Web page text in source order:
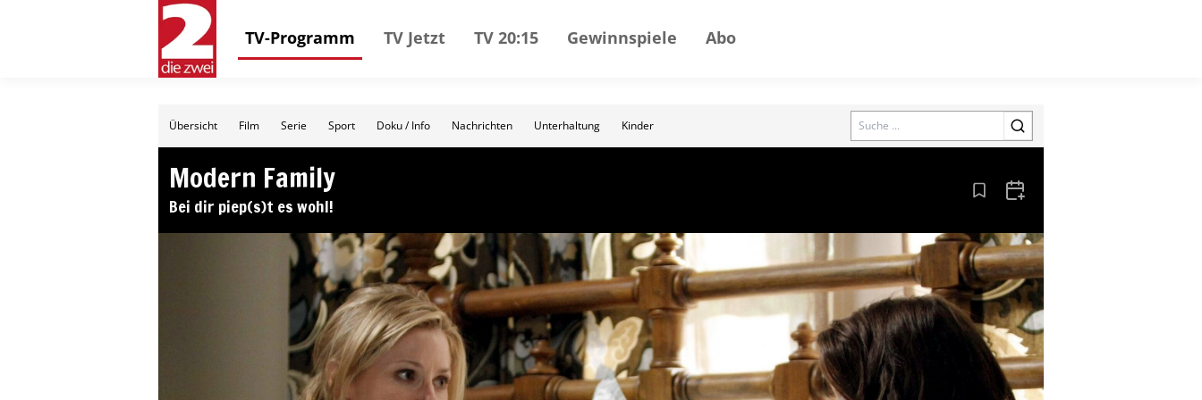
TV-Programm TV Jetzt TV 20:15 Gewinnspiele Abo
Übersicht Film Serie Sport Doku / Info Nachrichten Unterhaltung Kinder Search
Modern Family
Bei dir piep(s)t es wohl! Aus den Lesezeichen entfernen
Zum Kalender hinzufügen